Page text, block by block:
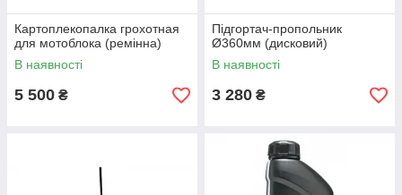
Картоплекопалка грохотная
для мотоблока (ремінна)
В наявності
5 500 ₴
Підгортач-пропольник
Ø360мм (дисковий)
В наявності
3 280 ₴